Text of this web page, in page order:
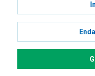
© 2001–2026